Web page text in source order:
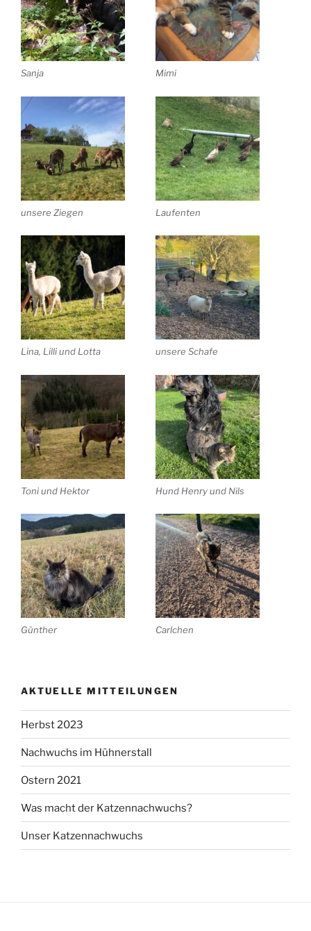
Sanja Mimi
unsere Ziegen Laufenten
Lina, Lilli und Lotta unsere Schafe
Toni und Hektor Hund Henry und Nils
Günther Carlchen
AKTUELLE MITTEILUNGEN
Herbst 2023
Nachwuchs im Hühnerstall
Ostern 2021
Was macht der Katzennachwuchs?
Unser Katzennachwuchs